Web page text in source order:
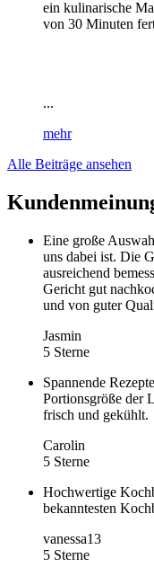
ein kulinarische
von 30 Minuten
...
mehr
Alle Beiträge ansehen
Eine große
uns dabei ist. Die
ausreichend
Gericht gut
und von guter
Jasmin
5 Sterne
Spannende
Portionsgröße der
frisch und gekühlt.
Carolin
5 Sterne
Hochwertige
bekanntesten
vanessa13
5 Sterne